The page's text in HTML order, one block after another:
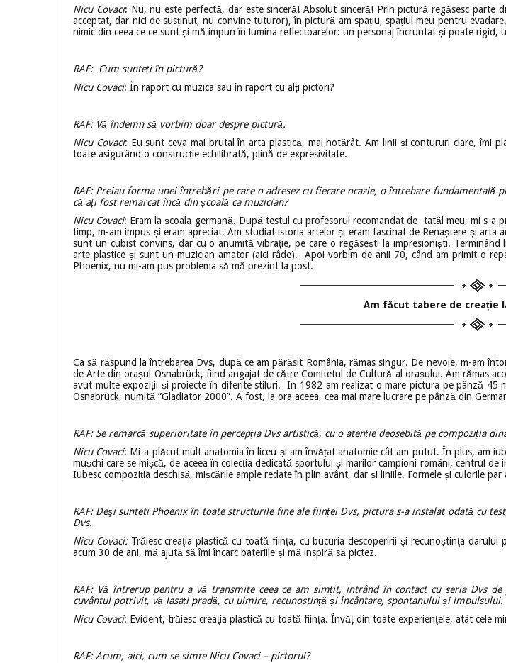
Nicu Covaci: Nu, nu este perfectă, dar este sinceră! Absolut sinceră! Prin pictură regăsesc parte
acceptat, dar nici de susținut, nu convine tuturor), în pictură am spațiu, spațiul meu pentru
nimic din ceea ce ce sunt și mă impun în lumina reflectoarelor: un personaj încruntat și poate rigid,
RAF: Cum sunteți în pictură?
Nicu Covaci: În raport cu muzica sau în raport cu alți pictori?
RAF: Vă îndemn să vorbim doar despre pictură.
Nicu Covaci: Eu sunt ceva mai brutal în arta plastică, mai hotărât. Am linii și contururi clare, îmi
toate asigurând o construcție echilibrată, plină de expresivitate.
RAF: Preiau forma unei întrebări pe care o adresez cu fiecare ocazie, o întrebare
că ați fost remarcat încă din școală ca muzician?
Nicu Covaci: Eram la școala germană. După testul cu profesorul recomandat de tatăl meu, mi s-a
timp, m-am impus și eram apreciat. Am studiat istoria artelor și eram fascinat de Renaștere și
sunt un cubist convins, dar cu o anumită vibrație, pe care o regăsești la impresioniști.
arte plastice și sunt un muzician amator (aici râde). Apoi vorbim de anii 70, când am primit o
Phoenix, nu mi-am pus problema să mă prezint la post.
Am făcut tabere de creație
Ca să răspund la întrebarea Dvs, după ce am părăsit România, rămas singur. De nevoie, m-am
de Arte din orașul Osnabrück, fiind angajat de către Comitetul de Cultură al orașului. Am rămas
avut multe expoziții și proiecte în diferite stiluri. In 1982 am realizat o mare pictura pe pânză
Osnabrück, numită ”Gladiator 2000”. A fost, la ora aceea, cea mai mare lucrare pe pânză din
RAF: Se remarcă superioritate în percepția Dvs artistică, cu o atenție deosebită pe compoziția
Nicu Covaci: Mi-a plăcut mult anatomia în liceu și am învățat anatomie cât am putut. În plus, am
mușchi care se mișcă, de aceea în colecția dedicată sportului și marilor campioni români, centrul
Iubesc compoziția deschisă, mișcările ample redate în plin avânt, dar și liniile. Formele și culorile
RAF: Deşi sunteti Phoenix în toate structurile fine ale ființei Dvs, pictura s-a instalat odată cu
Dvs.
Nicu Covaci: Trăiesc creaţia plastică cu toată fiinţa, cu bucuria descoperirii şi recunoştinţa
acum 30 de ani, mă ajută să îmi încarc bateriile și mă inspiră să pictez.
RAF: Vă întrerup pentru a vă transmite ceea ce am simțit, intrând în contact cu seria Dvs
cuvântul potrivit, vă lasați pradă, cu uimire, recunostință și încântare, spontanului și impulsului.
Nicu Covaci: Evident, trăiesc creaţia plastică cu toată fiinţa. Învăț din toate experienţele, atât cele
RAF: Acum, aici, cum se simte Nicu Covaci – pictorul?